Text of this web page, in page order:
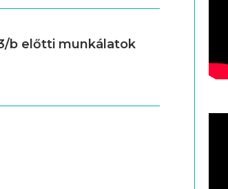
b előtti munkálatok